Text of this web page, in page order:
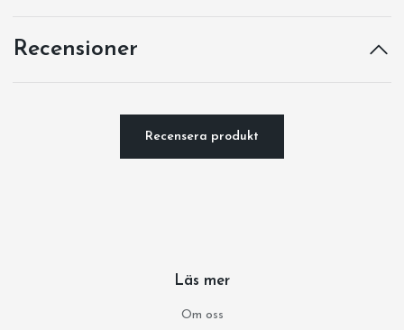
Recensioner
Recensera produkt
Läs mer
Om oss